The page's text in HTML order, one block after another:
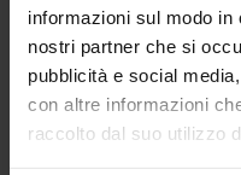
informazioni sul modo
nostri partner che si
pubblicità e social
con altre informazioni
raccolto dal suo utilizzo
Dal 2005, AL. EA è un
manifatturiera
progettati per
moderne. Con una f...